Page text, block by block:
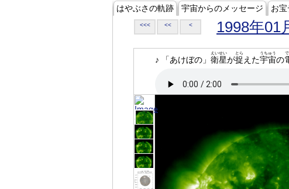
はやぶさの軌跡 宇宙からのメッセージ お宝
<<< << < 1998年01
♪ 「あけぼの」 衛星
えいせい
が捉
とら
えた宇宙
うちゅう
の